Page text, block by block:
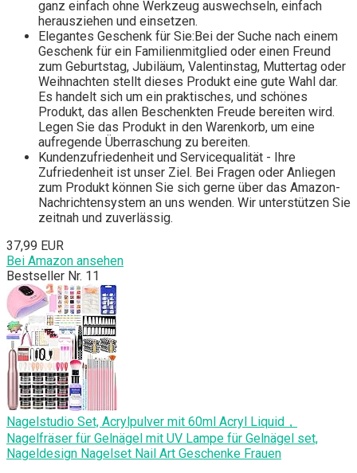
ganz einfach ohne Werkzeug auswechseln, einfach
herausziehen und einsetzen.
Elegantes Geschenk für Sie:Bei der Suche nach einem
Geschenk für ein Familienmitglied oder einen Freund
zum Geburtstag, Jubiläum, Valentinstag, Muttertag oder
Weihnachten stellt dieses Produkt eine gute Wahl dar.
Es handelt sich um ein praktisches, und schönes
Produkt, das allen Beschenkten Freude bereiten wird.
Legen Sie das Produkt in den Warenkorb, um eine
aufregende Überraschung zu bereiten.
Kundenzufriedenheit und Servicequalität - Ihre
Zufriedenheit ist unser Ziel. Bei Fragen oder Anliegen
zum Produkt können Sie sich gerne über das Amazon-
Nachrichtensystem an uns wenden. Wir unterstützen Sie
zeitnah und zuverlässig.
37,99 EUR
Bei Amazon ansehen
Bestseller Nr. 11
Nagelstudio Set, Acrylpulver mit 60ml Acryl Liquid，
Nagelfräser für Gelnägel mit UV Lampe für Gelnägel set,
Nageldesign Nagelset Nail Art Geschenke Frauen